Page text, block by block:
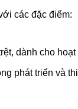
các đặc điểm:
dành cho
phát triển và